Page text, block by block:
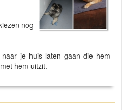
nog
je huis laten gaan die hem
hem uitzit.